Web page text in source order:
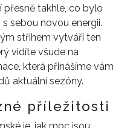
přesně takhle, co bylo
sebou novou energii.
střihem vytváří ten
vidíte všude na
která přinášíme vám
aktuální sezóny.
příležitosti